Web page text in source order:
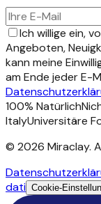
Ich willige ein,
Angeboten,
kann meine
am Ende jeder E-
100% Natürlich
ItalyUniversitäre
© 2026 Miraclay.
dati Cookie-